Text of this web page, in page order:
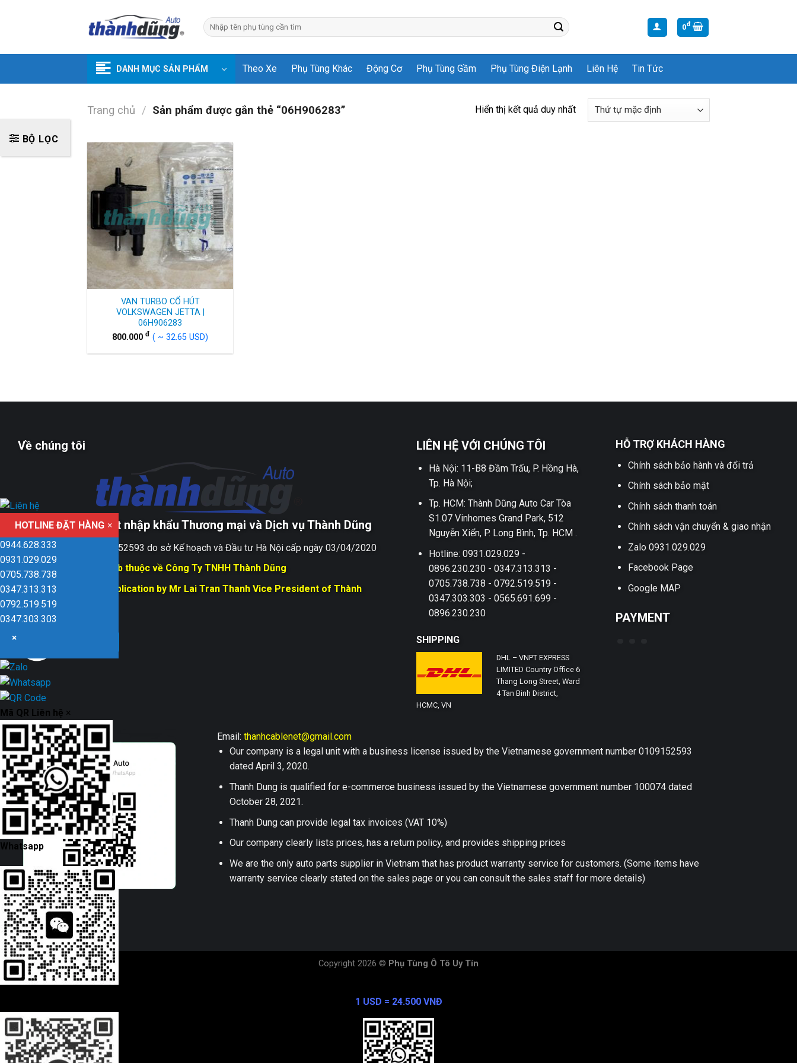
Tìm
kiếm:
0đ
DANH MỤC SẢN PHẨM Theo Xe Phụ Tùng Khác Động Cơ Phụ Tùng Gầm Phụ Tùng Điện Lạnh Liên Hệ Tin Tức
Trang chủ / Sản phẩm được gắn thẻ “06H906283”
BỘ LỌC
Hiển thị kết quả duy nhất
VAN TURBO CỔ HÚT
VOLKSWAGEN JETTA |
06H906283
800.000 đ ( ~ 32.65 USD)
Về chúng tôi
Công ty TNHH xuất nhập khẩu Thương mại và Dịch vụ Thành Dũng
Giấy ĐKKD số 0109152593 do sở Kế hoạch và Đầu tư Hà Nội cấp ngày 03/04/2020
Bản quyền trang web thuộc về Công Ty TNHH Thành Dũng
Responsible for Publication by Mr Lai Tran Thanh Vice President of Thành
Dũng company
LIÊN HỆ VỚI CHÚNG TÔI
Hà Nội: 11-B8 Đầm Trấu, P. Hồng Hà,
Tp. Hà Nội;
Tp. HCM: Thành Dũng Auto Car Tòa
S1.07 Vinhomes Grand Park, 512
Nguyễn Xiển, P. Long Bình, Tp. HCM .
Hotline: 0931.029.029 -
0896.230.230 - 0347.313.313 -
0705.738.738 - 0792.519.519 -
0347.303.303 - 0565.691.699 -
0896.230.230
SHIPPING
DHL – VNPT EXPRESS
LIMITED Country Office 6
Thang Long Street, Ward
4 Tan Binh District,
HCMC, VN
HỖ TRỢ KHÁCH HÀNG
Chính sách bảo hành và đổi trả
Chính sách bảo mật
Chính sách thanh toán
Chính sách vận chuyển & giao nhận
Zalo 0931.029.029
Facebook Page
Google MAP
PAYMENT
Email: thanhcablenet@gmail.com
Our company is a legal unit with a business license issued by the Vietnamese government number 0109152593
dated April 3, 2020.
Thanh Dung is qualified for e-commerce business issued by the Vietnamese government number 100074 dated
October 28, 2021.
Thanh Dung can provide legal tax invoices (VAT 10%)
Our company clearly lists prices, has a return policy, and provides shipping prices
We are the only auto parts supplier in Vietnam that has product warranty service for customers. (Some items have
warranty service clearly stated on the sales page or you can consult the sales staff for more details)
Copyright 2026 © Phụ Tùng Ô Tô Uy Tín
HOTLINE ĐẶT HÀNG ×
0944.628.333
0931.029.029
0705.738.738
0347.313.313
0792.519.519
0347.303.303
×
Mã QR Liên hệ ×
Whatsapp
1 USD = 24.500 VNĐ